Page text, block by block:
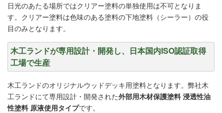
日光のあたる場所ではクリアー塗料の単独使用は不可となりま
す。クリアー塗料は色味のある塗料の下地塗料（シーラー）の役
目のみとなります。
木工ランドが専用設計・開発し、日本国内ISO認証取得
工場で生産
木工ランドのオリジナルウッドデッキ用塗料となります。弊社木
工ランドにて専用設計・開発された外部用木材保護塗料 浸透性油
性塗料 原液使用タイプです。